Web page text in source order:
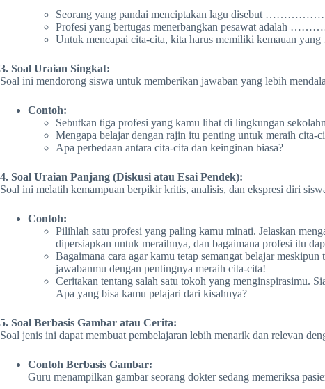
Seorang yang pandai menciptakan lagu disebut
Profesi yang bertugas menerbangkan pesawat
Untuk mencapai cita-cita, kita harus memiliki
3. Soal Uraian Singkat:
Soal ini mendorong siswa untuk memberikan jawaban yang lebih
Contoh:
Sebutkan tiga profesi yang kamu lihat di lingkungan
Mengapa belajar dengan rajin itu penting untuk meraih cita-
Apa perbedaan antara cita-cita dan keinginan biasa?
4. Soal Uraian Panjang (Diskusi atau Esai Pendek):
Soal ini melatih kemampuan berpikir kritis, analisis, dan ekspresi diri
Contoh:
Pilihlah satu profesi yang paling kamu minati. Jelaskan
dipersiapkan untuk meraihnya, dan bagaimana profesi itu
Bagaimana cara agar kamu tetap semangat belajar
jawabanmu dengan pentingnya meraih cita-cita!
Ceritakan tentang salah satu tokoh yang menginspirasimu.
Apa yang bisa kamu pelajari dari kisahnya?
5. Soal Berbasis Gambar atau Cerita:
Soal jenis ini dapat membuat pembelajaran lebih menarik dan relevan
Contoh Berbasis Gambar:
Guru menampilkan gambar seorang dokter sedang memeriksa